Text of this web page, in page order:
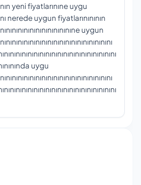
yeni fiyatlarınıne uygu
nerede uygun fiyatlarınınının
uygun
uygu